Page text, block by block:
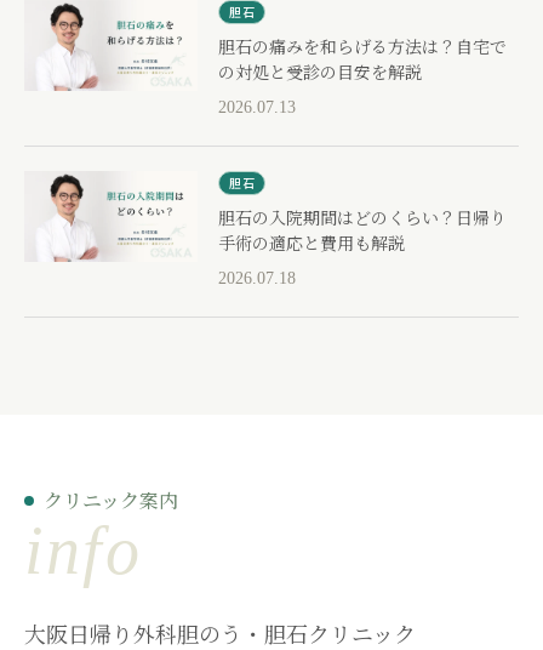
胆石
胆石の痛みを和らげる方法は？自宅で
の対処と受診の目安を解説
2026.07.13
胆石
胆石の入院期間はどのくらい？日帰り
手術の適応と費用も解説
2026.07.18
クリニック案内
info
大阪日帰り外科胆のう・胆石クリニック